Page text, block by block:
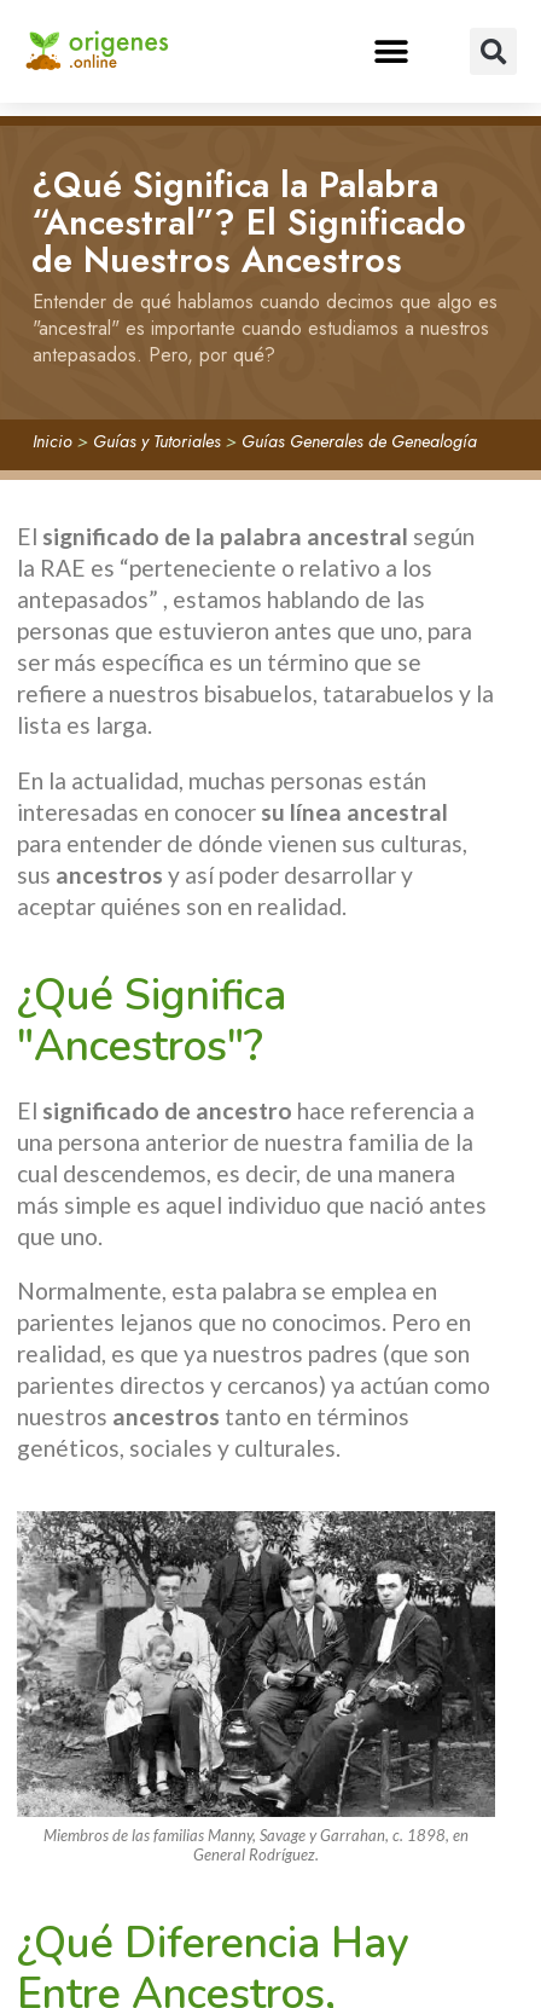
¿Qué Significa la Palabra
“Ancestral”? El Significado
de Nuestros Ancestros
Entender de qué hablamos cuando decimos que algo es
"ancestral" es importante cuando estudiamos a nuestros
antepasados. Pero, por qué?
Inicio > Guías y Tutoriales > Guías Generales de Genealogía
El significado de la palabra ancestral según
la RAE es “perteneciente o relativo a los
antepasados” , estamos hablando de las
personas que estuvieron antes que uno, para
ser más específica es un término que se
refiere a nuestros bisabuelos, tatarabuelos y la
lista es larga.
En la actualidad, muchas personas están
interesadas en conocer su línea ancestral
para entender de dónde vienen sus culturas,
sus ancestros y así poder desarrollar y
aceptar quiénes son en realidad.
¿Qué Significa
"Ancestros"?
El significado de ancestro hace referencia a
una persona anterior de nuestra familia de la
cual descendemos, es decir, de una manera
más simple es aquel individuo que nació antes
que uno.
Normalmente, esta palabra se emplea en
parientes lejanos que no conocimos. Pero en
realidad, es que ya nuestros padres (que son
parientes directos y cercanos) ya actúan como
nuestros ancestros tanto en términos
genéticos, sociales y culturales.
Miembros de las familias Manny, Savage y Garrahan, c. 1898, en
General Rodríguez.
¿Qué Diferencia Hay
Entre Ancestros,